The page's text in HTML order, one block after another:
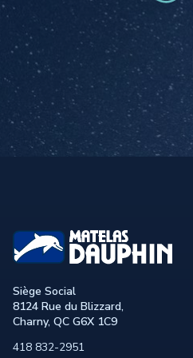
Siège Social
8124 Rue du Blizzard,
Charny, QC G6X 1C9
418 832-2951